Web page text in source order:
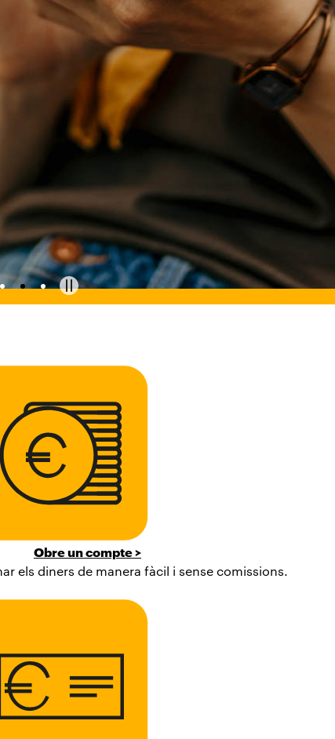
Stop slide rotation
Obre un compte >
els diners de manera fàcil i sense comissions.